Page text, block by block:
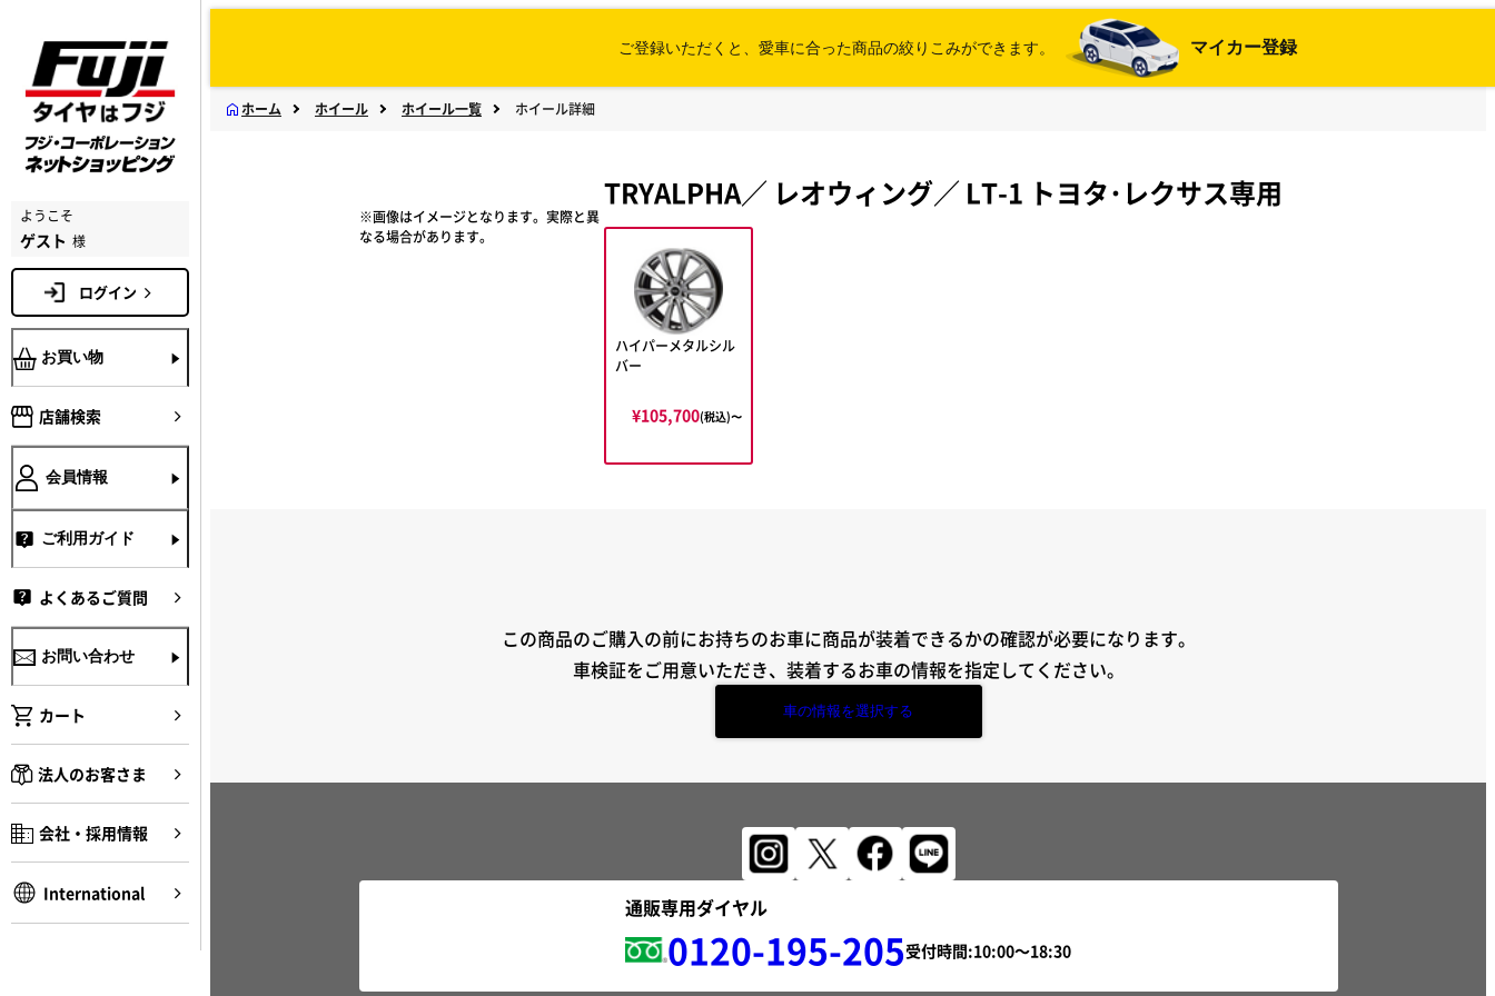
ようこそ
ゲスト 様
ログイン
お買い物
店舗検索
会員情報
ご利用ガイド
よくあるご質問
お問い合わせ
カート
法人のお客さま
会社・採用情報
International
ご登録いただくと、愛車に合った商品の絞りこみができます。 マイカー登録
ホーム ホイール ホイール一覧 ホイール詳細
※画像はイメージとなります。実際と異
なる場合があります。
TRYALPHA／ レオウィング／ LT-1 トヨタ･レクサス専用
ハイパーメタルシル
バー
¥105,700(税込)〜
この商品のご購入の前にお持ちのお車に商品が装着できるかの確認が必要になります。
車検証をご用意いただき、装着するお車の情報を指定してください。
車の情報を選択する
通販専用ダイヤル
0120-195-205受付時間: